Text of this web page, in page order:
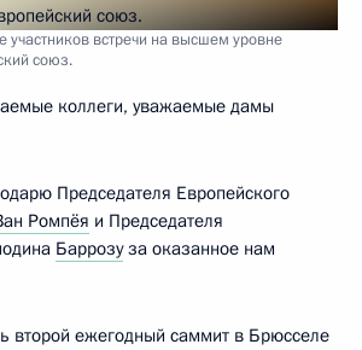
участников встречи на высшем уровне
союз.
коллеги, уважаемые дамы
Председателя Европейского
Ромпёя и Председателя
Баррозуза оказанное нам
второй ежегодный саммит в Брюсселе